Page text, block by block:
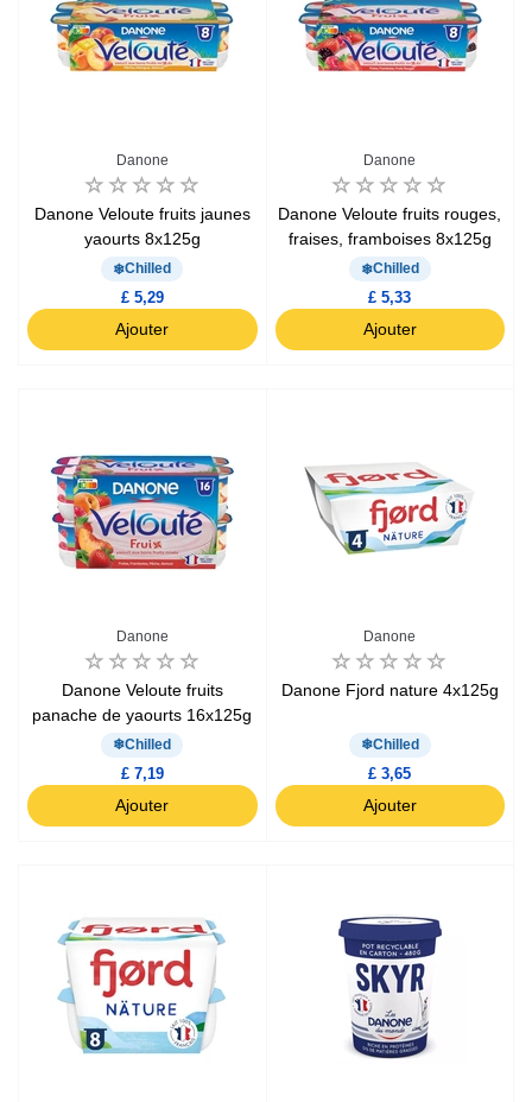
Danone
Danone Veloute fruits jaunes
yaourts 8x125g
Chilled
£ 5,29
Ajouter
Danone
Danone Veloute fruits rouges,
fraises, framboises 8x125g
Chilled
£ 5,33
Ajouter
Danone
Danone Veloute fruits
panache de yaourts 16x125g
Chilled
£ 7,19
Ajouter
Danone
Danone Fjord nature 4x125g
Chilled
£ 3,65
Ajouter